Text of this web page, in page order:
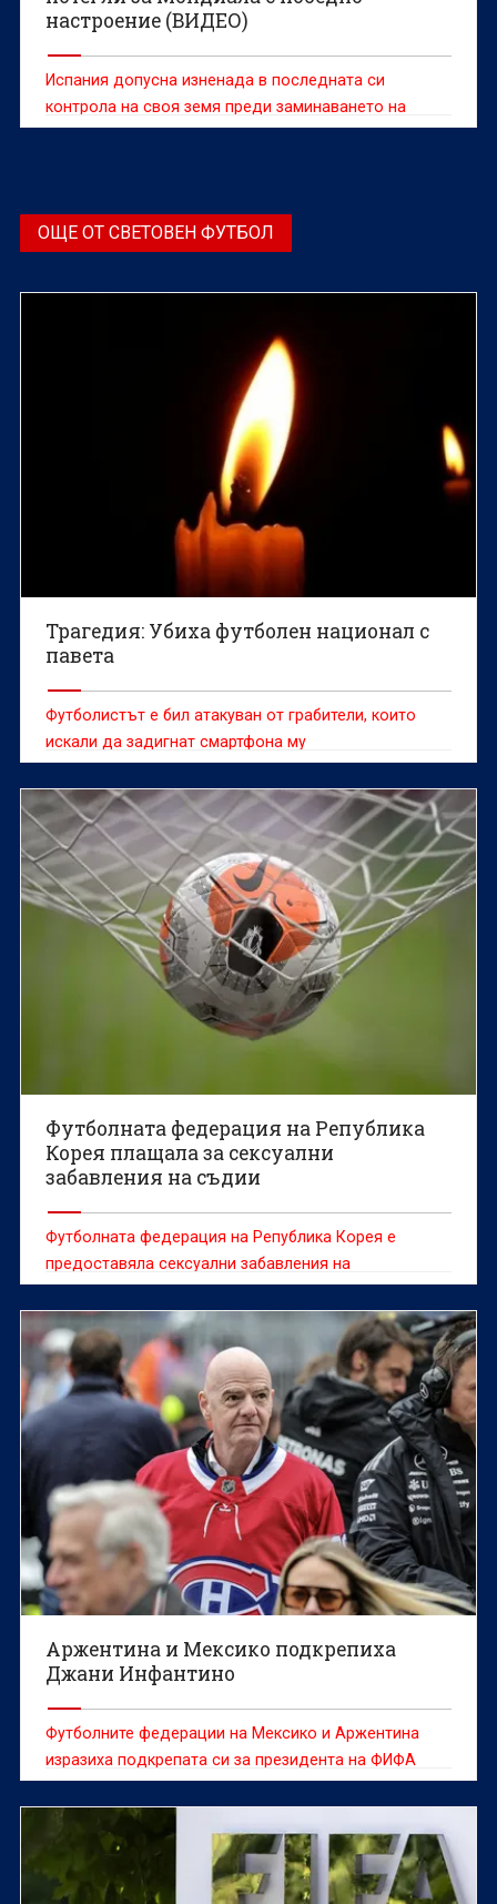
настроение (ВИДЕО)
Испания допусна изненада в последната си
контрола на своя земя преди заминаването на
отбора за Световното първенство в САЩ, Мексико
ОЩЕ ОТ СВЕТОВЕН ФУТБОЛ
Трагедия: Убиха футболен национал с
павета
Футболистът е бил атакуван от грабители, които
искали да задигнат смартфона му
Футболната федерация на Република
Корея плащала за сексуални
забавления на съдии
Футболната федерация на Република Корея е
предоставяла сексуални забавления на
чуждестранни съдии между 2011 и 2012 г., съобщи
информационната агенция Yonhap, позовавайки се
на одитен доклад.
Аржентина и Мексико подкрепиха
Джани Инфантино
Футболните федерации на Мексико и Аржентина
изразиха подкрепата си за президента на ФИФА
Джани Инфантино в момент, в който шефът на
световния футбол е изправен пред остри критики
заради вече оттегленото предложение за продажба
на част от търговските права за Световното
първенство, съобщава Ройтерс.